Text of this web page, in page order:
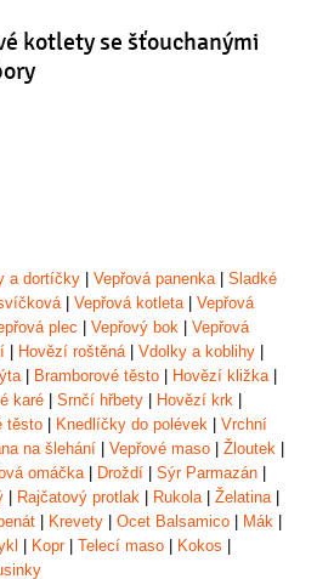
kotlety se šťouchanými
a dortíčky | Vepřová panenka | Sladké
| Vepřová kotleta | Vepřová
plec | Vepřový bok | Vepřová
| Hovězí roštěná | Vdolky a koblihy |
| Bramborové těsto | Hovězí kližka |
karé | Srnčí hřbety | Hovězí krk |
těsto | Knedlíčky do polévek | Vrchní
na šlehání | Vepřové maso | Žloutek |
omáčka | Droždí | Sýr Parmazán |
| Rajčatový protlak | Rukola | Želatina |
| Krevety | Ocet Balsamico | Mák |
| Kopr| Telecí maso | Kokos |